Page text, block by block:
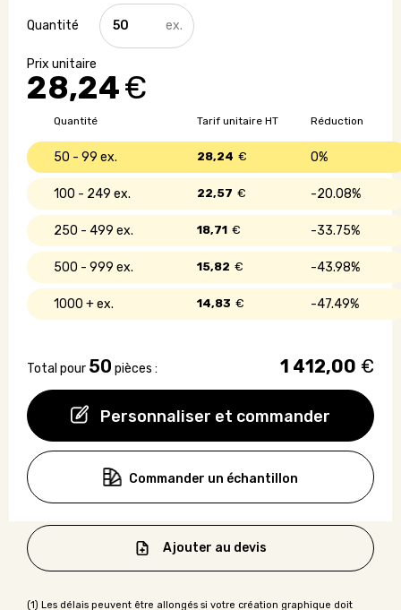
28,24€
Personnaliser et commander
quantité
de
Banane
Made
in
Quantité Réduction
Tarif unitaire HT
50 - 99 0%
28,24 €
100 - 249 20.08%
22,57 €
250 - 499 33.75%
18,71 €
500 - 999 43.98%
15,82 €
1000 + 47.49%
14,83 €
Total pour 50 pièces : 1 412,00 €
Commander un échantillon
Ajouter au devis